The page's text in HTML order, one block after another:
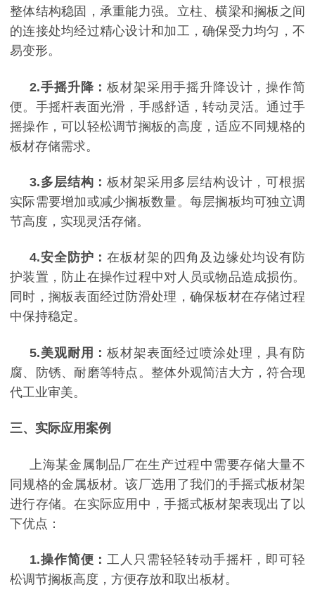
整体结构稳固，承重能力强。立柱、横梁和搁板之间
的连接处均经过精心设计和加工，确保受力均匀，不
易变形。
2.手摇升降：板材架采用手摇升降设计，操作简
便。手摇杆表面光滑，手感舒适，转动灵活。通过手
摇操作，可以轻松调节搁板的高度，适应不同规格的
板材存储需求。
3.多层结构：板材架采用多层结构设计，可根据
实际需要增加或减少搁板数量。每层搁板均可独立调
节高度，实现灵活存储。
4.安全防护：在板材架的四角及边缘处均设有防
护装置，防止在操作过程中对人员或物品造成损伤。
同时，搁板表面经过防滑处理，确保板材在存储过程
中保持稳定。
5.美观耐用：板材架表面经过喷涂处理，具有防
腐、防锈、耐磨等特点。整体外观简洁大方，符合现
代工业审美。
三、实际应用案例
上海某金属制品厂在生产过程中需要存储大量不
同规格的金属板材。该厂选用了我们的手摇式板材架
进行存储。在实际应用中，手摇式板材架表现出了以
下优点：
1.操作简便： 工人只需轻轻转动手摇杆，即可轻
松调节搁板高度，方便存放和取出板材。